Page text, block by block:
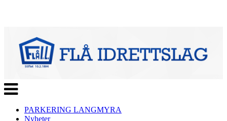
Veksle
navigasjon
PARKERING LANGMYRA
Nyheter